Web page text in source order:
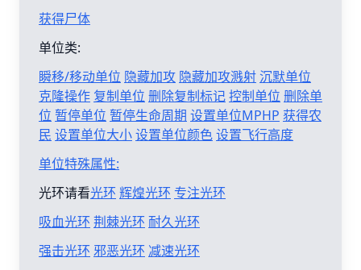
获得尸体
单位类:
瞬移/移动单位 隐藏加攻 隐藏加攻溅射沉默单位
克隆操作 复制单位 删除复制标记控制单位 删除单
位 暂停单位 暂停生命周期 设置单位MPHP 获得农
民 设置单位大小设置单位颜色设置飞行高度
单位特殊属性:
光环请看光环 辉煌光环 专注光环
吸血光环 荆棘光环 耐久光环
强击光环 邪恶光环 减速光环